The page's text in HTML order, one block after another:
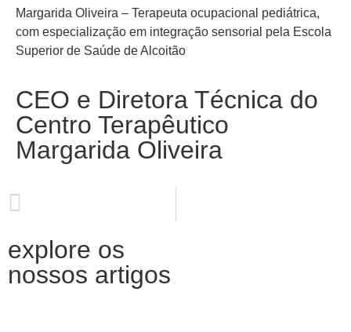
Margarida Oliveira – Terapeuta ocupacional pediátrica,
com especialização em integração sensorial pela Escola
Superior de Saúde de Alcoitão
CEO e Diretora Técnica do
Centro Terapêutico
Margarida Oliveira
explore os
nossos artigos